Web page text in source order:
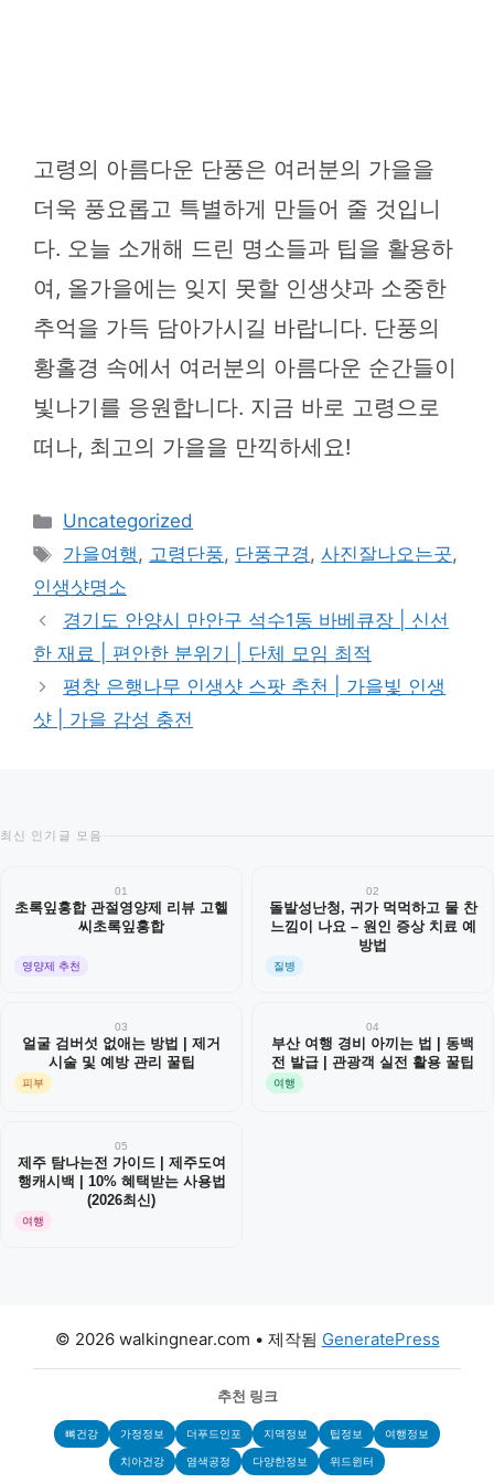
고령의 아름다운 단풍은 여러분의 가을을
더욱 풍요롭고 특별하게 만들어 줄 것입니
다. 오늘 소개해 드린 명소들과 팁을 활용하
여, 올가을에는 잊지 못할 인생샷과 소중한
추억을 가득 담아가시길 바랍니다. 단풍의
황홀경 속에서 여러분의 아름다운 순간들이
빛나기를 응원합니다. 지금 바로 고령으로
떠나, 최고의 가을을 만끽하세요!
카
테
리
Uncategorized
태
그
가을여행, 고령단풍, 단풍구경,사진잘나오는곳,
인생샷명소
경기도 안양시 만안구 석수1동 바베큐장 | 신선
한 재료 | 편안한 분위기 | 단체 모임 최적
평창 은행나무 인생샷 스팟 추천 | 가을빛 인생
샷 | 가을 감성 충전
최신 인기글 모음
01
초록잎홍합 관절영양제 리뷰 고헬
씨초록잎홍합
영양제 추천
02
돌발성난청, 귀가 먹먹하고 물 찬
느낌이 나요 – 원인 증상 치료 예
방법
질병
03
얼굴 검버섯 없애는 방법 | 제거
시술 및 예방 관리 꿀팁
피부
04
부산 여행 경비 아끼는 법 | 동백
전 발급 | 관광객 실전 활용 꿀팁
여행
05
제주 탐나는전 가이드 | 제주도여
행캐시백 | 10% 혜택받는 사용법
(2026최신)
여행
© 2026 walkingnear.com • 제작됨 GeneratePress
추천 링크
뼈건강 가정정보 더푸드인포 지역정보 팁정보 여행정보
치아건강 염색공정 다양한정보 위드윈터